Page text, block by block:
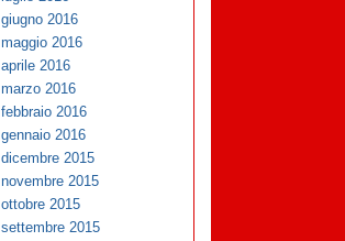
giugno 2016
maggio 2016
aprile 2016
marzo 2016
febbraio 2016
gennaio 2016
dicembre 2015
novembre 2015
ottobre 2015
settembre 2015